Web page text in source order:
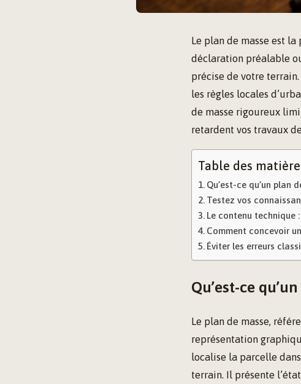
Le plan de masse est la
déclaration préalable
précise de votre
les règles locales
de masse rigoureux
retardent vos travaux
Table des
Qu’est-ce qu’un plan
Testez vos
Le contenu technique
Comment concevoir
Éviter les erreurs
Qu’est-ce
Le plan de masse,
représentation
localise la parcelle
terrain. Il présente